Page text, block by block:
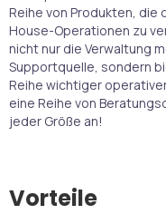
Reihe von Produkten, die
House-Operationen zu
nicht nur die Verwaltung
Supportquelle, sondern
Reihe wichtiger
eine Reihe von
jeder Größe an!
Vorteile